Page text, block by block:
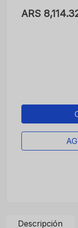
ARS
Descripción